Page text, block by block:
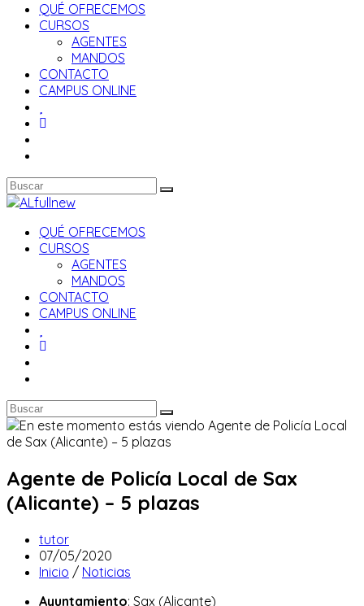
web
QUÉ OFRECEMOS
CURSOS
AGENTES
MANDOS
CONTACTO
CAMPUS ONLINE
QUÉ OFRECEMOS
CURSOS
AGENTES
MANDOS
CONTACTO
CAMPUS ONLINE
Agente de Policía Local de Sax
(Alicante) – 5 plazas
Autor
de
la
tutor
Publicación
de
07/05/2020
Categoría
Inicio / Noticias
Ayuntamiento: Sax (Alicante)